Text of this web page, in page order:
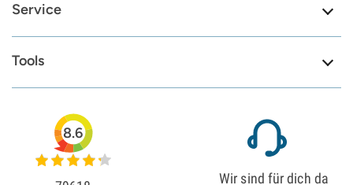
Service
Tools
8.6
Wir sind für dich da